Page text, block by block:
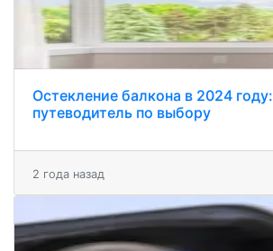
Остекление балкона в 2024 году:
путеводитель по выбору
2 года назад